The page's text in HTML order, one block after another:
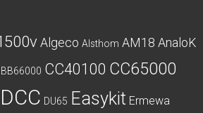
Algeco Alsthom AM18 AnaloK
BB66000 CC40100 CC65000
DCC DU65 Easykit Ermewa